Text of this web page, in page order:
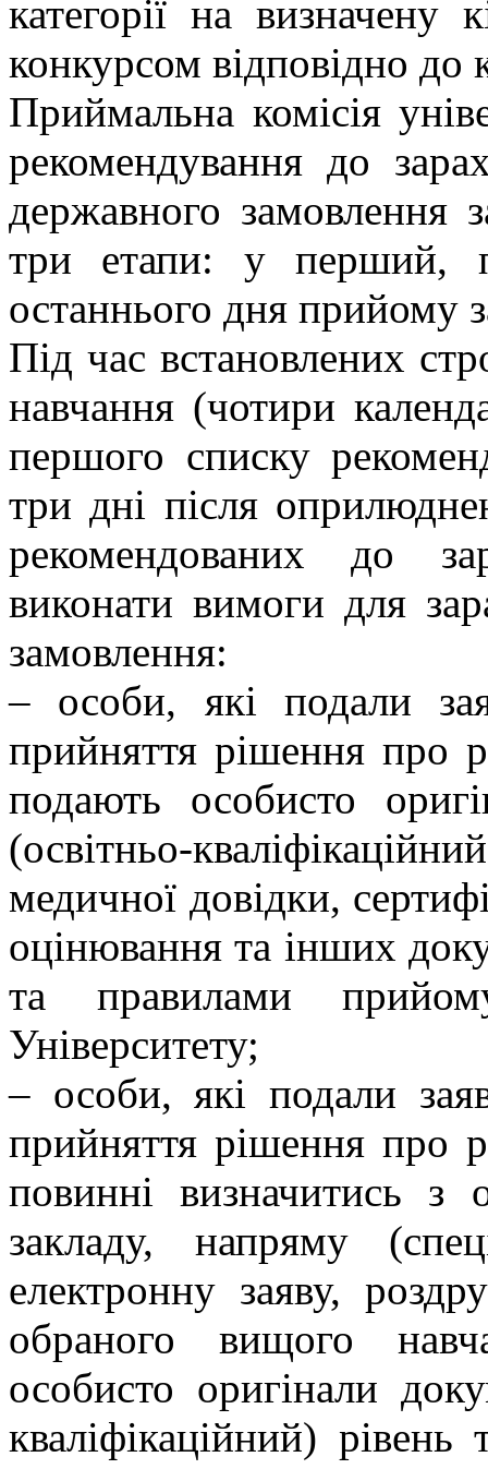
категорії на визначену
конкурсом відповідно до
Приймальна комісія
рекомендування до
державного
три етапи: у перший,
останнього дня прийому
Під час встановлених
навчання (чотири
першого списку
три дні після
рекомендованих до
виконати вимоги для
замовлення:
– особи, які подали
прийняття рішення про
подають особисто
(освітньо-
медичної довідки,
оцінювання та інших
та правилами
Університету;
– особи, які подали
прийняття рішення про
повинні визначитись з
закладу, напряму
електронну заяву,
обраного вищого
особисто оригінали
кваліфікаційний)